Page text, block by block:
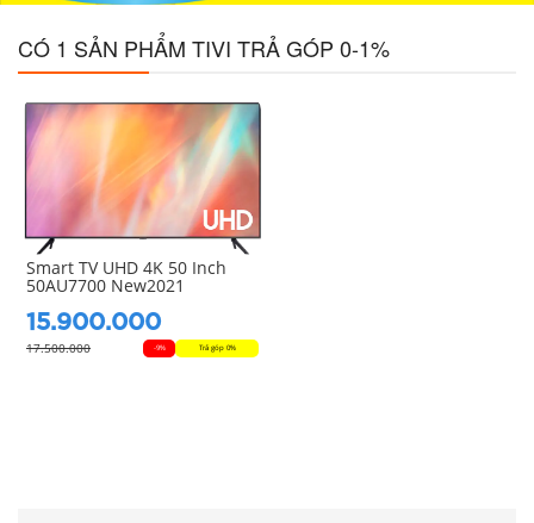
CÓ 1 SẢN PHẨM TIVI TRẢ GÓP 0-1%
Smart TV UHD 4K 50 Inch
50AU7700 New2021
15.900.000
17.500.000 -9% Trả góp 0%